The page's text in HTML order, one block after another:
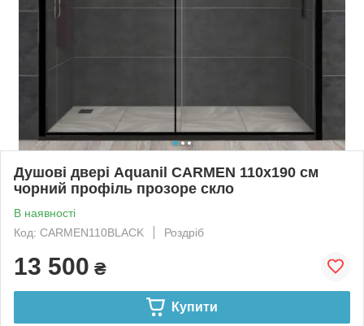
Душові двері Aquanil CARMEN 110х190 см
чорний профіль прозоре скло
В наявності
Код: CARMEN110BLACK
Роздріб
13 500 ₴
Купити